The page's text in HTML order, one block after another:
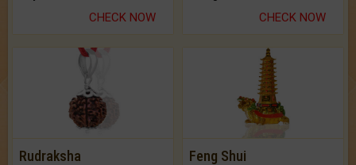
CHECK NOW CHECK NOW
Rudraksha Feng Shui